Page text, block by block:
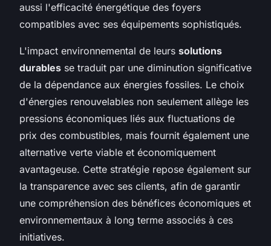
aussi l'efficacité énergétique des foyers
compatibles avec ses équipements sophistiqués.
L'impact environnemental de leurs solutions
durables se traduit par une diminution significative
de la dépendance aux énergies fossiles. Le choix
d'énergies renouvelables non seulement allège les
pressions économiques liés aux fluctuations de
prix des combustibles, mais fournit également une
alternative verte viable et économiquement
avantageuse. Cette stratégie repose également sur
la transparence avec ses clients, afin de garantir
une compréhension des bénéfices économiques et
environnementaux à long terme associés à ces
initiatives.